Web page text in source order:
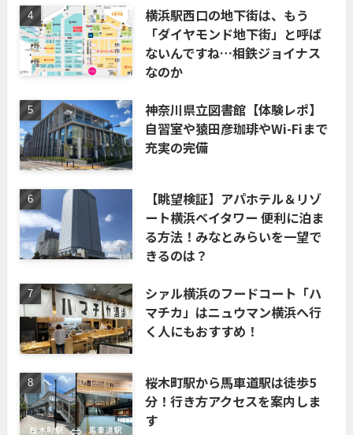
横浜駅西口の地下街は、もう
「ダイヤモンド地下街」と呼ば
ないんですね…相鉄ジョイナス
なのか
神奈川県立図書館【体験レポ】
自習室や猿田彦珈琲やWi-Fiまで
充実の完備
【眺望検証】アパホテル＆リゾ
ート横浜ベイタワー 便利に泊ま
る方法！みなとみらいを一望で
きるのは？
シァル横浜のフードコート「ハ
マチカ」はニュウマン横浜へ行
く人にもおすすめ！
桜木町駅から馬車道駅は徒歩5
分！行き方アクセスを案内しま
す